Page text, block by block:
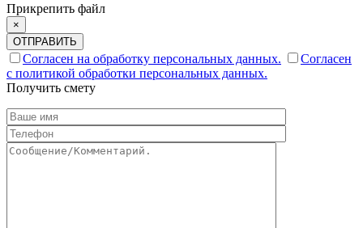
Прикрепить файл
×
ОТПРАВИТЬ
Согласен на обработку персональных данных.
Согласен
с политикой обработки персональных данных.
Получить смету